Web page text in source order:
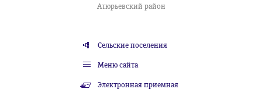
Атюрьевский район
Сельские поселения
Меню сайта
Электронная приемная